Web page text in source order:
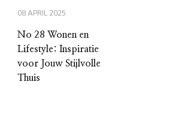
08 APRIL 2025
No 28 Wonen en
Lifestyle: Inspiratie
voor Jouw Stijlvolle
Thuis